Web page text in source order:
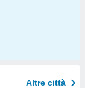
Altre città